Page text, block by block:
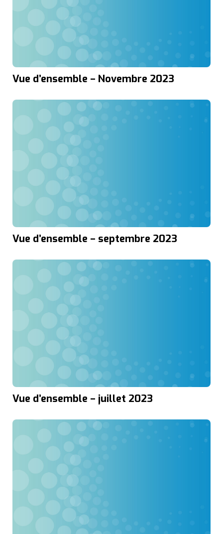
Vue d’ensemble – Novembre 2023
Vue d’ensemble – septembre 2023
Vue d’ensemble – juillet 2023